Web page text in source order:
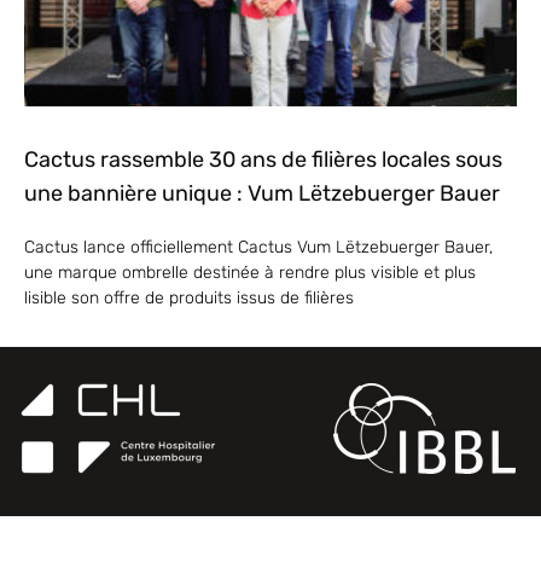
Cactus rassemble 30 ans de filières locales sous
une bannière unique : Vum Lëtzebuerger Bauer
Cactus lance officiellement Cactus Vum Lëtzebuerger Bauer,
une marque ombrelle destinée à rendre plus visible et plus
lisible son offre de produits issus de filières